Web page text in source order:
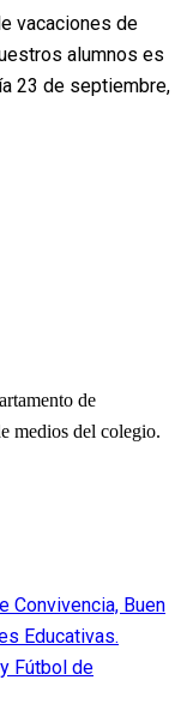
vacaciones de
alumnos es
23 de septiembre,
de
medios del colegio.
Convivencia, Buen
Educativas.
Fútbol de